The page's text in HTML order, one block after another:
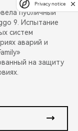
публичный
9. Испытание
систем
аварий и
на защиту
Privacy notice